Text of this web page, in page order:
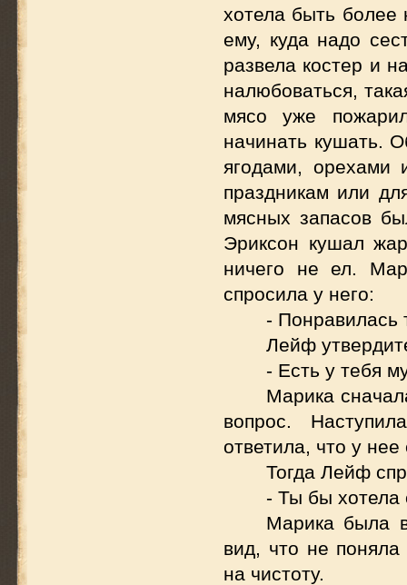
хотела быть более
ему, куда надо
развела костер и
налюбоваться,
мясо уже
начинать кушать.
ягодами, орехами
праздникам или
мясных запасов
Эриксон кушал
ничего не ел.
спросила у него:
- Понравилась
Лейф
- Есть у тебя
Марика
вопрос.
ответила, что у
Тогда Лейф
- Ты бы хотела
Марика была
вид, что не
на чистоту.